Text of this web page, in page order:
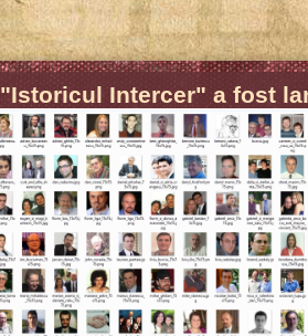
"Istoricul Intercer" a fost